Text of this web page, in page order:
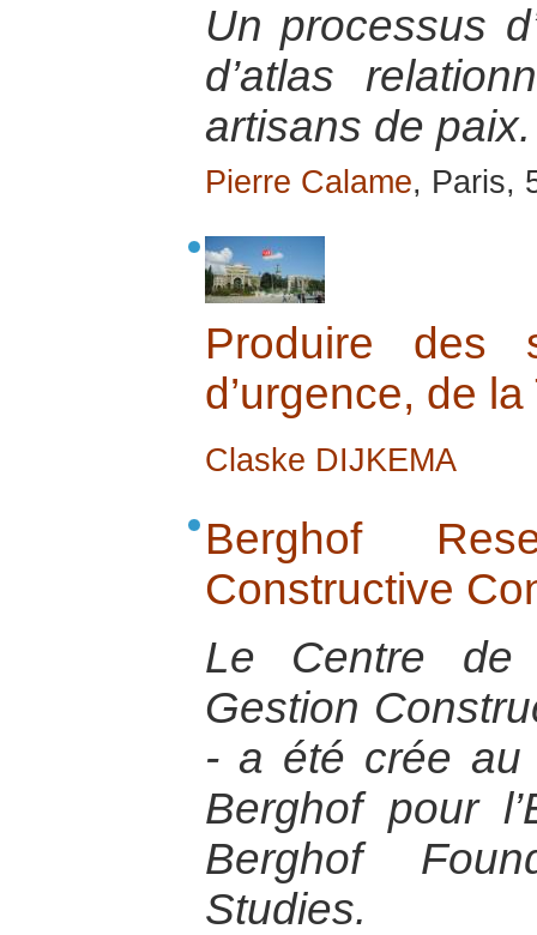
Un processus
d’atlas
artisans de paix.
Pierre Calame, Paris,
Produire des
d’urgence, de
Claske DIJKEMA
Berghof
Constructive
Le Centre de
Gestion
- a été crée au
Berghof pour
Berghof
Studies.